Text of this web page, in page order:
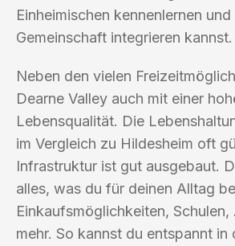
Einheimischen kennenlernen
Gemeinschaft integrieren kannst.
Neben den vielen
Dearne Valley auch mit einer
Lebensqualität. Die
im Vergleich zu Hildesheim oft
Infrastruktur ist gut ausgebaut.
alles, was du für deinen Alltag
Einkaufsmöglichkeiten,
mehr. So kannst du entspannt in